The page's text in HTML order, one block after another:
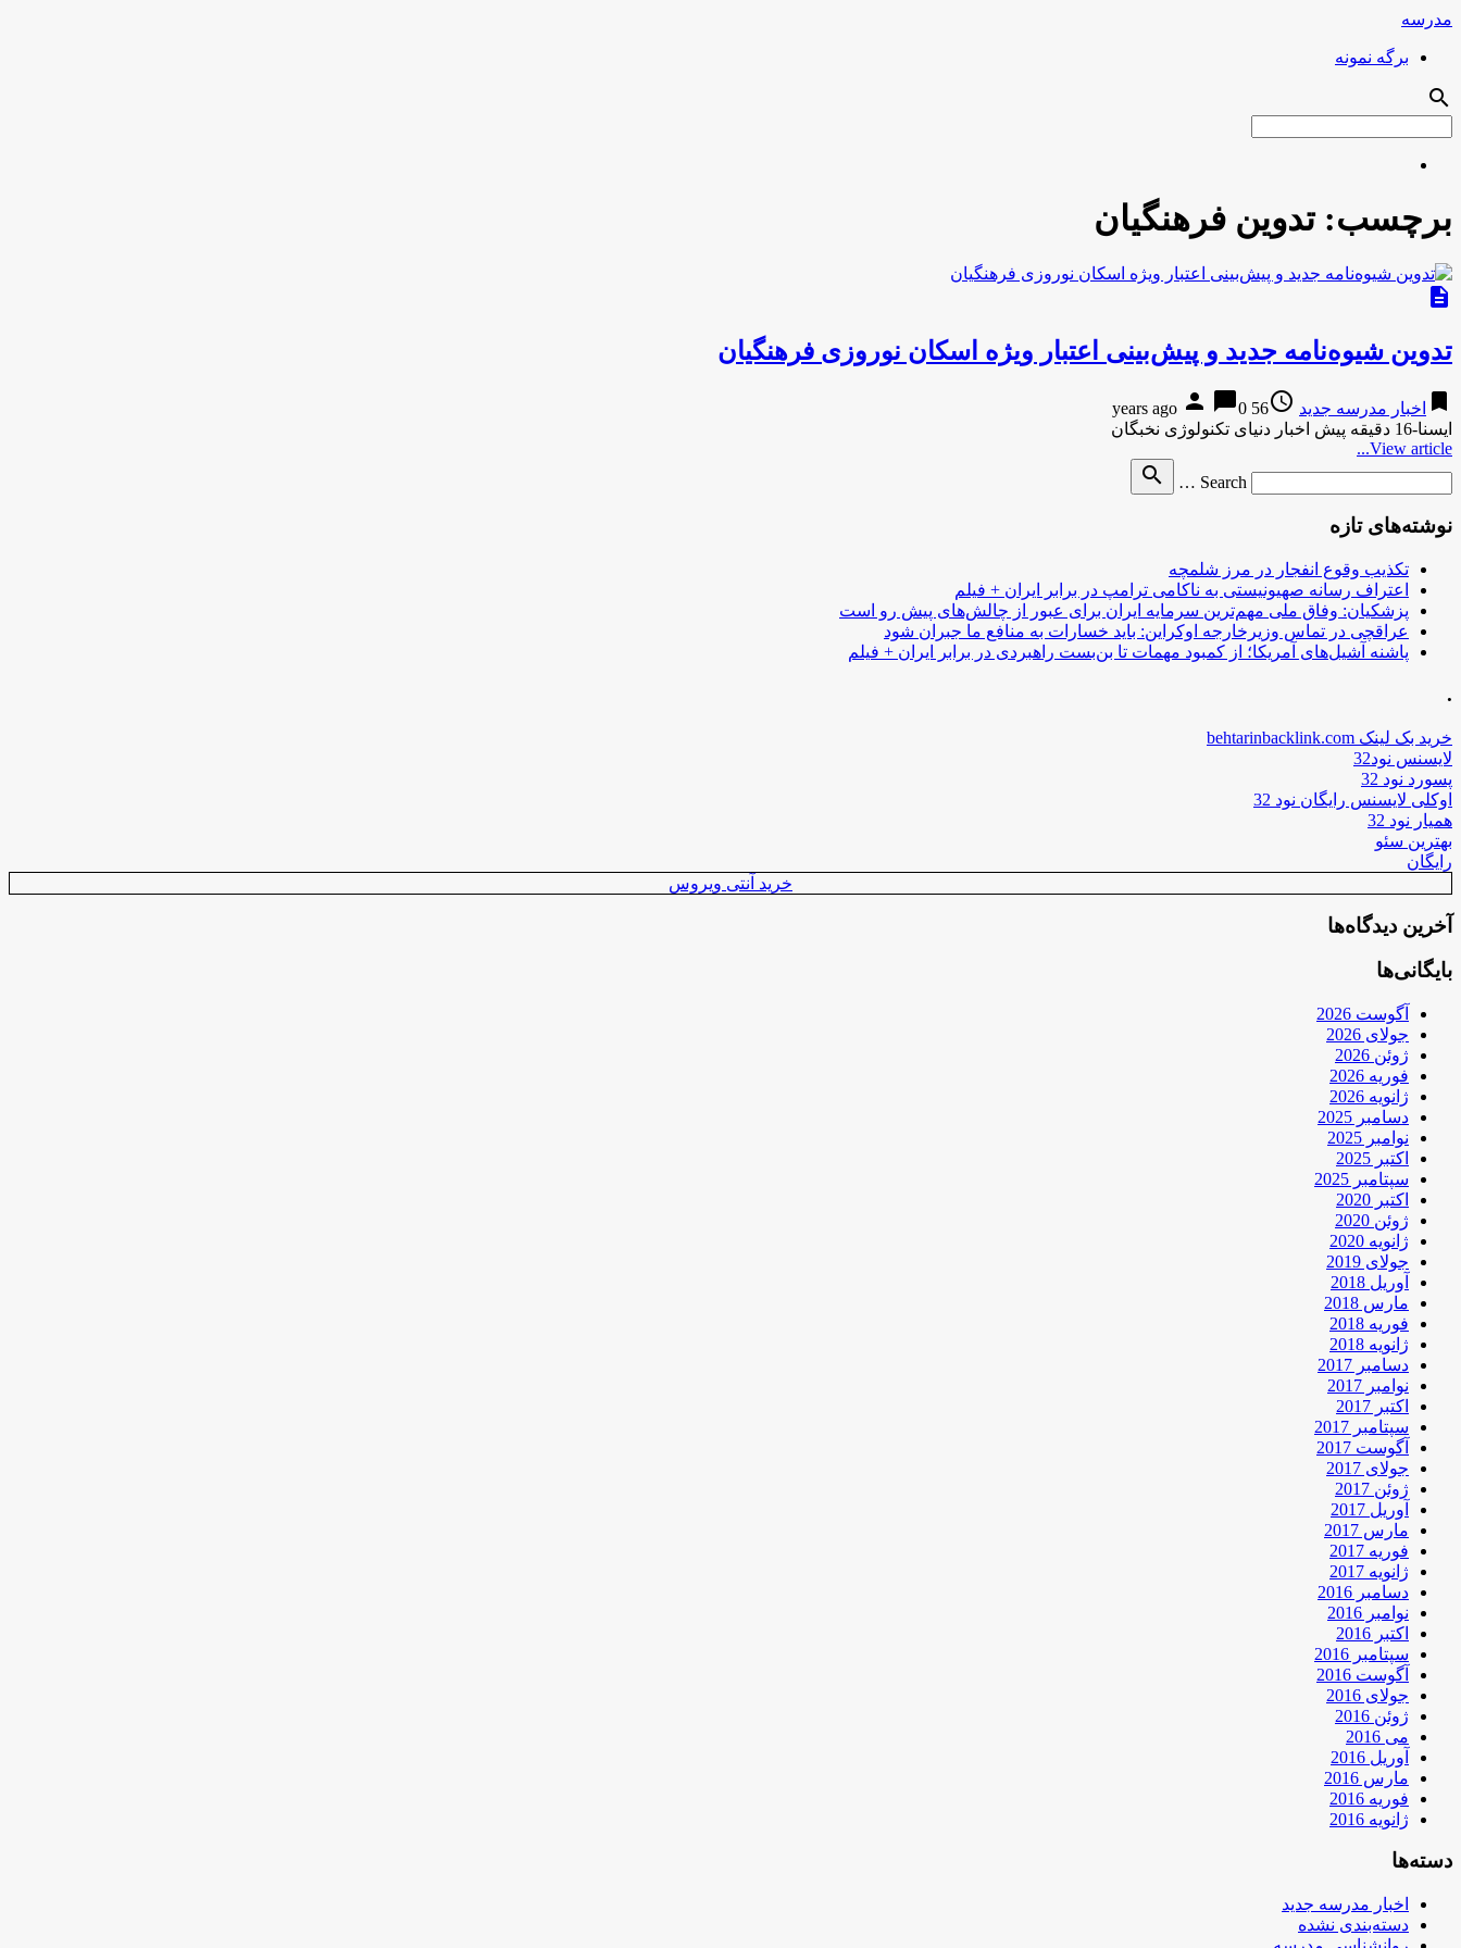
مدرسه
برگه نمونه
search
برچسب:تدوین فرهنگیان
description
تدوین شیوه‌نامه جدید و پیش‌بینی اعتبار ویژه اسکان نوروزی فرهنگیان
bookmark اخبار مدرسه جدید access_time
56 years ago
person chat_bubble0
ایسنا-16 دقیقه پیش اخبار دنیای تکنولوژی نخبگان
View article...
Search …
search
نوشته‌های تازه
تکذیب وقوع انفجار در مرز شلمچه
اعتراف رسانه صهیونیستی به ناکامی ترامپ در برابر ایران + فیلم
پزشکیان: وفاق ملی مهم‌ترین سرمایه ایران برای عبور از چالش‌های پیش رو است
عراقچی در تماس وزیرخارجه اوکراین: باید خسارات به منافع ما جبران شود
پاشنه آشیل‌های آمریکا؛ از کمبود مهمات تا بن‌بست راهبردی در برابر ایران + فیلم
.
خرید بک لینک behtarinbacklink.com
لایسنس نود32
پسورد نود 32
اوکلی لایسنس رایگان نود 32
همیار نود 32
بهترین سئو
رایگان
خرید آنتی ویروس
آخرین دیدگاه‌ها
بایگانی‌ها
آگوست 2026
جولای 2026
ژوئن 2026
فوریه 2026
ژانویه 2026
دسامبر 2025
نوامبر 2025
اکتبر 2025
سپتامبر 2025
اکتبر 2020
ژوئن 2020
ژانویه 2020
جولای 2019
آوریل 2018
مارس 2018
فوریه 2018
ژانویه 2018
دسامبر 2017
نوامبر 2017
اکتبر 2017
سپتامبر 2017
آگوست 2017
جولای 2017
ژوئن 2017
آوریل 2017
مارس 2017
فوریه 2017
ژانویه 2017
دسامبر 2016
نوامبر 2016
اکتبر 2016
سپتامبر 2016
آگوست 2016
جولای 2016
ژوئن 2016
می 2016
آوریل 2016
مارس 2016
فوریه 2016
ژانویه 2016
دسته‌ها
اخبار مدرسه جدید
دسته‌بندی نشده